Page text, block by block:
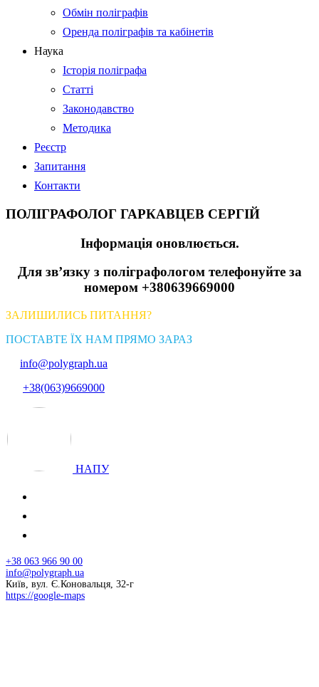
Обмін поліграфів
Оренда поліграфів та кабінетів
Наука
Історія поліграфа
Статті
Законодавство
Методика
Реєстр
Запитання
Контакти
ПОЛІГРАФОЛОГ ГАРКАВЦЕВ СЕРГІЙ
Інформація оновлюється.
Для зв’язку з поліграфологом телефонуйте за
номером +380639669000
ЗАЛИШИЛИСЬ ПИТАННЯ?
ПОСТАВТЕ ЇХ НАМ ПРЯМО ЗАРАЗ
info@polygraph.ua
+38(063)9669000
НАПУ
+38 063 966 90 00
info@polygraph.ua
Київ, вул. Є.Коновальця, 32-г
https://google-maps